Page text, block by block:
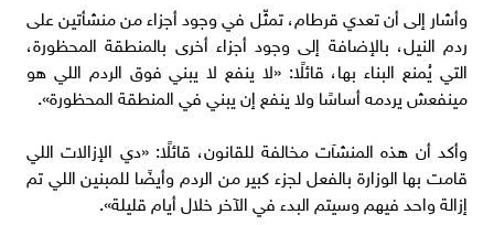
وأشار إلى أن تعدي قرطام، تمثّل في وجود أجزاء من منشأتين على
ردم النيل، بالإضافة إلى وجود أجزاء أخرى بالمنطقة المحظورة،
التي يُمنع البناء بها، قائلًا: «لا ينفع لا يبني فوق الردم اللي هو
مينفعش يردمه أساسًا ولا ينفع إن يبني في المنطقة المحظورة».
وأكد أن هذه المنشآت مخالفة للقانون، قائلًا: «دي الإزالات اللي
قامت بها الوزارة بالفعل لجزء كبير من الردم وأيضًا للمبنين اللي تم
إزالة واحد فيهم وسيتم البدء في الآخر خلال أيام قليلة».